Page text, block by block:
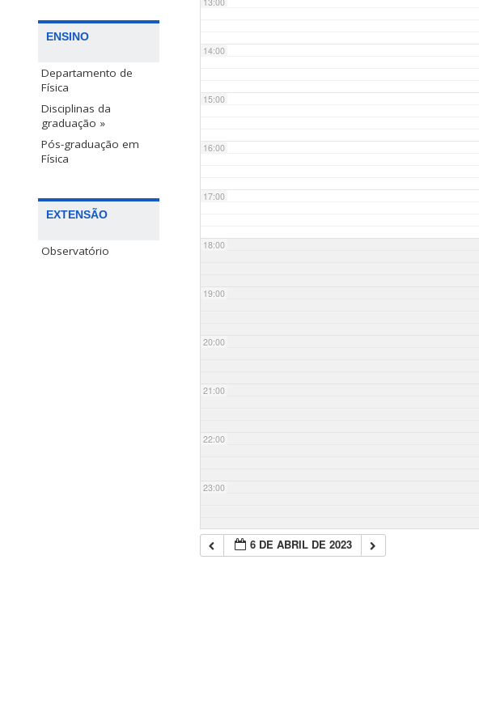
ENSINO
Departamento de
Física
Disciplinas da
graduação »
Pós-graduação em
Física
EXTENSÃO
Observatório
14:00
15:00
16:00
17:00
18:00
19:00
20:00
21:00
22:00
23:00
6 DE ABRIL DE 2023